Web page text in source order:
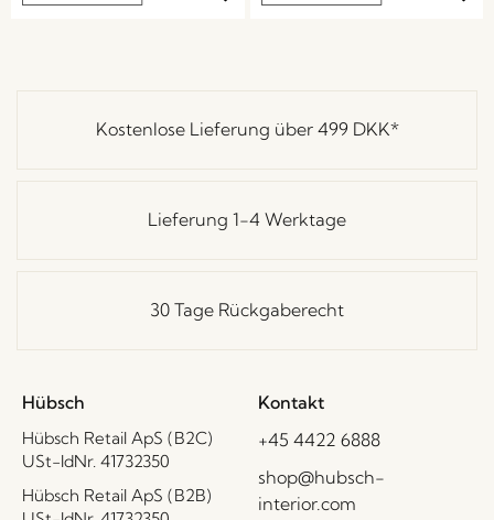
Kostenlose Lieferung über 499 DKK*
Lieferung 1-4 Werktage
30 Tage Rückgaberecht
Hübsch
Hübsch Retail ApS (B2C)
USt-IdNr. 41732350
Hübsch Retail ApS (B2B)
Kontakt
+45 4422 6888
shop@hubsch-
interior.com